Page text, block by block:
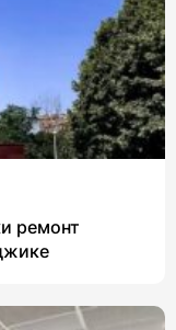
ремонт